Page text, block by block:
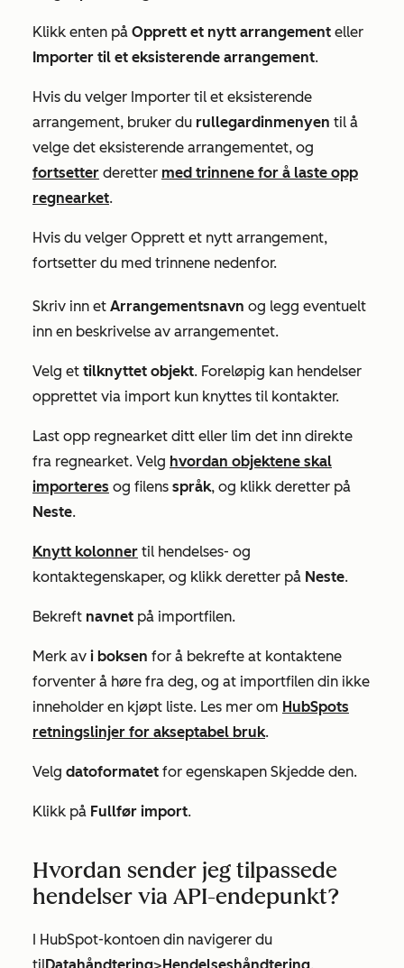
Klikk enten på Opprett et nytt arrangement eller
Importer til et eksisterende arrangement.
Hvis du velger Importer til et eksisterende
arrangement, bruker du rullegardinmenyen til å
velge det eksisterende arrangementet, og
fortsetter deretter med trinnene for å laste opp
regnearket.
Hvis du velger Opprett et nytt arrangement,
fortsetter du med trinnene nedenfor.
Skriv inn et Arrangementsnavn og legg eventuelt
inn en beskrivelse av arrangementet.
Velg et tilknyttet objekt. Foreløpig kan hendelser
opprettet via import kun knyttes til kontakter.
Last opp regnearket ditt eller lim det inn direkte
fra regnearket. Velg hvordan objektene skal
importeres og filens språk, og klikk deretter på
Neste.
Knytt kolonner til hendelses- og
kontaktegenskaper, og klikk deretter på Neste.
Bekreft navnet på importfilen.
Merk av i boksen for å bekrefte at kontaktene
forventer å høre fra deg, og at importfilen din ikke
inneholder en kjøpt liste. Les mer om HubSpots
retningslinjer for akseptabel bruk.
Velg datoformatet for egenskapen Skjedde den.
Klikk på Fullfør import.
Hvordan sender jeg tilpassede
hendelser via API-endepunkt?
I HubSpot-kontoen din navigerer du